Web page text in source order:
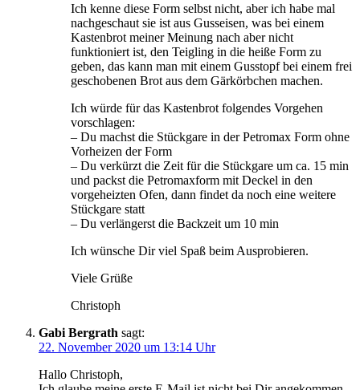
Ich kenne diese Form selbst nicht, aber ich habe mal
nachgeschaut sie ist aus Gusseisen, was bei einem
Kastenbrot meiner Meinung nach aber nicht
funktioniert ist, den Teigling in die heiße Form zu
geben, das kann man mit einem Gusstopf bei einem frei
geschobenen Brot aus dem Gärkörbchen machen.
Ich würde für das Kastenbrot folgendes Vorgehen
vorschlagen:
– Du machst die Stückgare in der Petromax Form ohne
Vorheizen der Form
– Du verkürzt die Zeit für die Stückgare um ca. 15 min
und packst die Petromaxform mit Deckel in den
vorgeheizten Ofen, dann findet da noch eine weitere
Stückgare statt
– Du verlängerst die Backzeit um 10 min
Ich wünsche Dir viel Spaß beim Ausprobieren.
Viele Grüße
Christoph
Gabi Bergrath sagt:
22. November 2020 um 13:14 Uhr
Hallo Christoph,